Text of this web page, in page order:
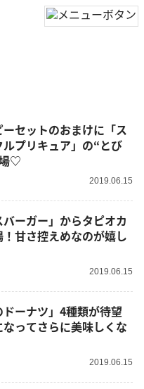
ーセットのおまけに「ス
プリキュア」の“とび
♡
2019.06.15
バーガー」からタピオカ
甘さ控えめなのが嬉し
2019.06.15
ドーナツ」4種類が待望
ってさらに美味しくな
2019.06.15